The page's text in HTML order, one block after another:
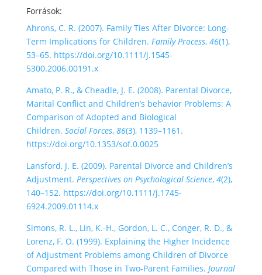
Források:
Ahrons, C. R. (2007). Family Ties After Divorce: Long-
Term Implications for Children. Family Process, 46(1),
53–65. https://doi.org/10.1111/j.1545-
5300.2006.00191.x
Amato, P. R., & Cheadle, J. E. (2008). Parental Divorce,
Marital Conflict and Children’s behavior Problems: A
Comparison of Adopted and Biological
Children. Social Forces, 86(3), 1139–1161.
https://doi.org/10.1353/sof.0.0025
Lansford, J. E. (2009). Parental Divorce and Children’s
Adjustment. Perspectives on Psychological Science, 4(2),
140–152. https://doi.org/10.1111/j.1745-
6924.2009.01114.x
Simons, R. L., Lin, K.-H., Gordon, L. C., Conger, R. D., &
Lorenz, F. O. (1999). Explaining the Higher Incidence
of Adjustment Problems among Children of Divorce
Compared with Those in Two-Parent Families. Journal